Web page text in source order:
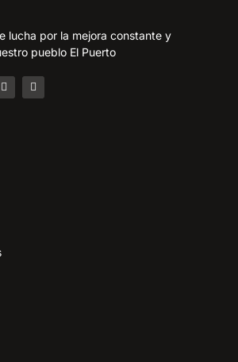
lucha por la mejora constante y
pueblo El Puerto